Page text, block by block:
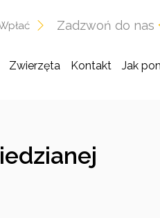
Zadzwoń do nas
Zwierzęta Kontakt Jak